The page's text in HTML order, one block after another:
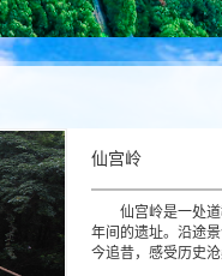
仙宫岭
仙宫岭是一处
年间的遗址。沿途
今追昔，感受历史